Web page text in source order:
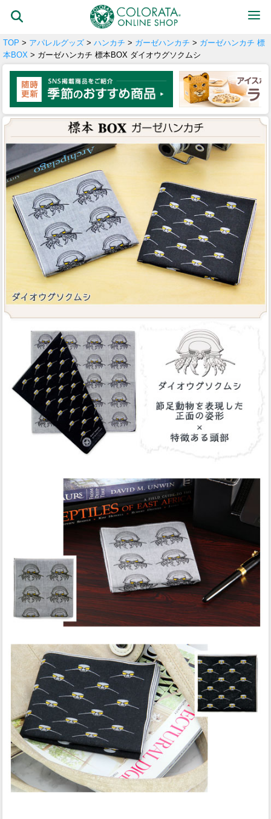
TOP > アパレルグッズ > ハンカチ > ガーゼハンカチ > ガーゼハンカチ 標
本BOX > ガーゼハンカチ 標本BOX ダイオウグソクムシ